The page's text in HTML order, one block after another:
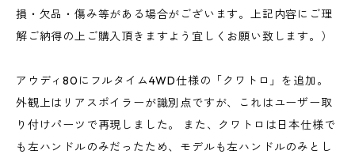
損・欠品・傷み等がある場合がございます。上記内容にご理
解ご納得の上ご購入頂きますよう宜しくお願い致します。）
アウディ80にフルタイム4WD仕様の「クワトロ」を追加。
外観上はリアスポイラーが識別点ですが、これはユーザー取
り付けパーツで再現しました。 また、クワトロは日本仕様で
も左ハンドルのみだったため、モデルも左ハンドルのみとし